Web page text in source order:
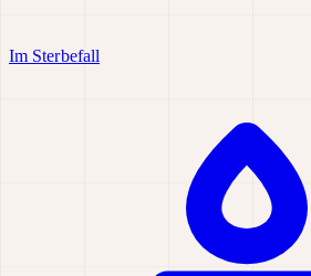
Im Sterbefall